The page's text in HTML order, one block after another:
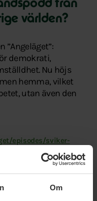
Om
från
världen?
”Angeläget”:
demokrati,
Nu höjs
hemma, vilket
utan även den
episodes/sviker-